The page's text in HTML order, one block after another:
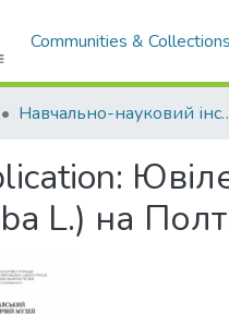
Communities & Collections
Навчально-науковий
L.) на